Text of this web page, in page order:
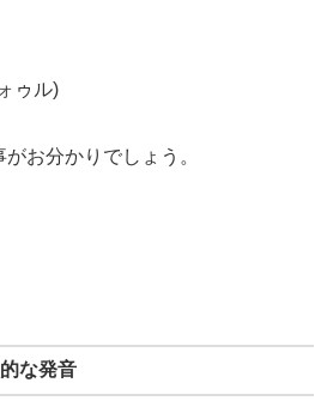
ゥル)
お分かりでしょう。
な発音